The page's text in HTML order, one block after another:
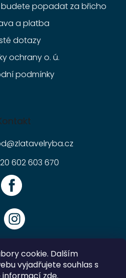
cookie. Dalším
vyjadřujete souhlas s
budete popadat za břicho
a platba
dotazy
ochrany o. ú.
podmínky
@zlatavelryba.cz
602 603 670